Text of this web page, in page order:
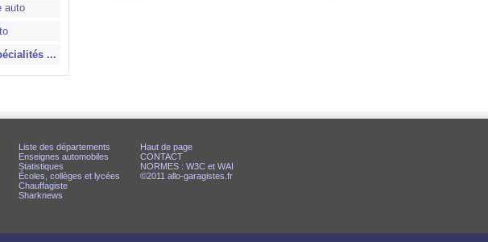
auto
...
Liste des départements
Enseignes automobiles
Statistiques
Écoles, collèges et lycées
Chauffagiste
Sharknews
Haut de page
CONTACT
NORMES : W3C et WAI
©2011 allo-garagistes.fr